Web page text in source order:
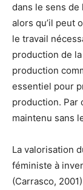
dans le sens de
alors qu’il peut
le travail
production de
production
essentiel pour
production. Par
maintenu sans
La valorisation
féministe à
(Carrasco,